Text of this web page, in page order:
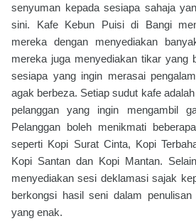
senyuman kepada sesiapa sahaja
sini. Kafe Kebun Puisi di Bangi
mereka dengan menyediakan
mereka juga menyediakan tikar yang
sesiapa yang ingin merasai
agak berbeza. Setiap sudut kafe
pelanggan yang ingin mengambil
Pelanggan boleh menikmati
seperti Kopi Surat Cinta, Kopi
Kopi Santan dan Kopi Mantan.
menyediakan sesi deklamasi sajak
berkongsi hasil seni dalam
yang enak.